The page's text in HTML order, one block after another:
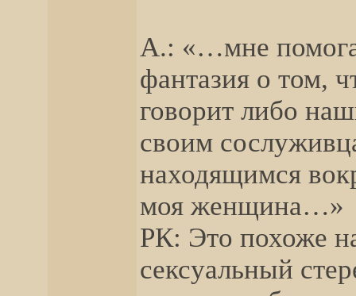
А.: «…мне
фантазия о том,
говорит либо
своим
находящимся
моя женщина…»
РК: Это похоже
сексуальный